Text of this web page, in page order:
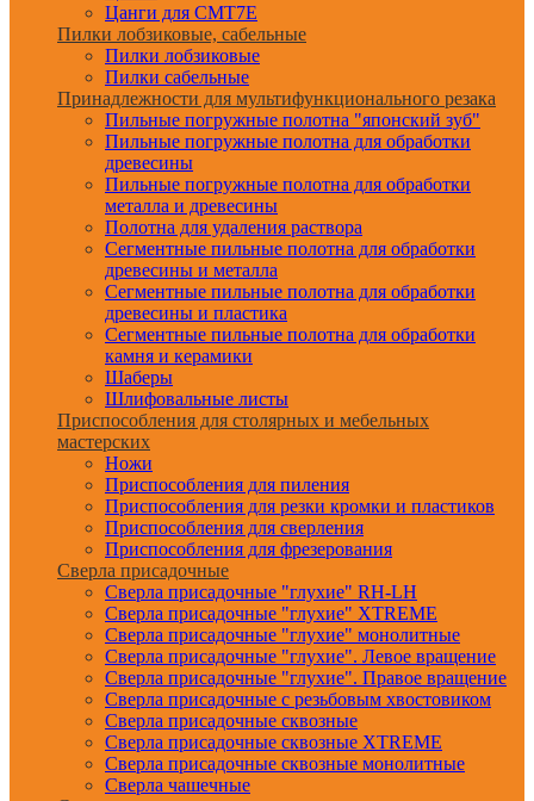
Цанги для CMT7E
Пилки лобзиковые, сабельные
Пилки лобзиковые
Пилки сабельные
Принадлежности для мультифункционального резака
Пильные погружные полотна "японский зуб"
Пильные погружные полотна для обработки
древесины
Пильные погружные полотна для обработки
металла и древесины
Полотна для удаления раствора
Сегментные пильные полотна для обработки
древесины и металла
Сегментные пильные полотна для обработки
древесины и пластика
Сегментные пильные полотна для обработки
камня и керамики
Шаберы
Шлифовальные листы
Приспособления для столярных и мебельных
мастерских
Ножи
Приспособления для пиления
Приспособления для резки кромки и пластиков
Приспособления для сверления
Приспособления для фрезерования
Сверла присадочные
Сверла присадочные "глухие" RH-LH
Сверла присадочные "глухие" XTREME
Сверла присадочные "глухие" монолитные
Сверла присадочные "глухие". Левое вращение
Сверла присадочные "глухие". Правое вращение
Сверла присадочные с резьбовым хвостовиком
Сверла присадочные сквозные
Сверла присадочные сквозные XTREME
Сверла присадочные сквозные монолитные
Сверла чашечные